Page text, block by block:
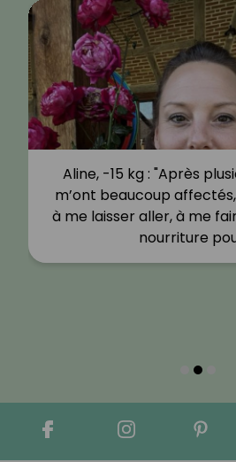
Aline, -15 kg : "Après
m’ont beaucoup
à me laisser aller, à me
nourriture